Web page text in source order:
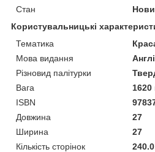
Стан
Користувальницькі
Тематика
Мова видання
Різновид палітурки
Вага
1620
ISBN
Довжина
27
Ширина
27
Кількість сторінок
240.0